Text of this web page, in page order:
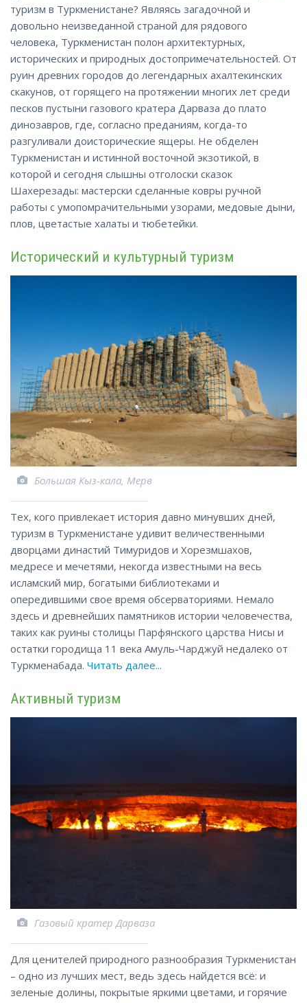
туризм в Туркменистане? Являясь загадочной и
довольно неизведанной страной для рядового
человека, Туркменистан полон архитектурных,
исторических и природных достопримечательностей. От
руин древних городов до легендарных ахалтекинских
скакунов, от горящего на протяжении многих лет среди
песков пустыни газового кратера Дарваза до плато
динозавров, где, согласно преданиям, когда-то
разгуливали доисторические ящеры. Не обделен
Туркменистан и истинной восточной экзотикой, в
которой и сегодня слышны отголоски сказок
Шахерезады: мастерски сделанные ковры ручной
работы с умопомрачительными узорами, медовые дыни,
плов, цветастые халаты и тюбетейки.
Исторический и культурный туризм
Большая Кыз-кала, Мерв
Тех, кого привлекает история давно минувших дней,
туризм в Туркменистане удивит величественными
дворцами династий Тимуридов и Хорезмшахов,
медресе и мечетями, некогда известными на весь
исламский мир, богатыми библиотеками и
опередившими свое время обсерваториями. Немало
здесь и древнейших памятников истории человечества,
таких как руины столицы Парфянского царства Нисы и
остатки городища 11 века Амуль-Чарджуй недалеко от
Туркменабада. Читать далее...
Активный туризм
Газовый кратер Дарваза
Для ценителей природного разнообразия Туркменистан
– одно из лучших мест, ведь здесь найдется всё: и
зеленые долины, покрытые яркими цветами, и горячие